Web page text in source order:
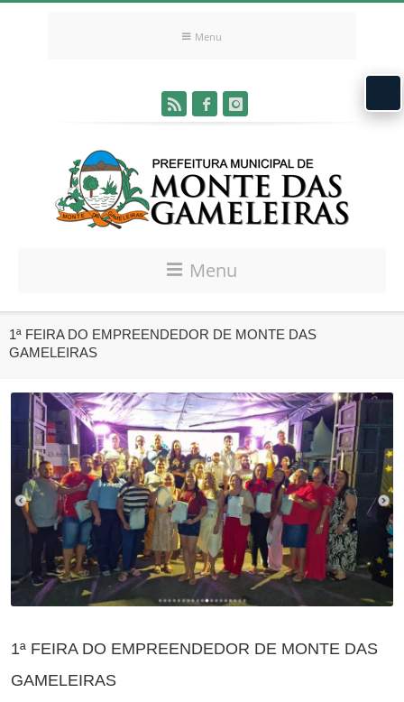
Menu
Menu
1ª FEIRA DO EMPREENDEDOR DE MONTE DAS
GAMELEIRAS
1ª FEIRA DO EMPREENDEDOR DE MONTE DAS
GAMELEIRAS